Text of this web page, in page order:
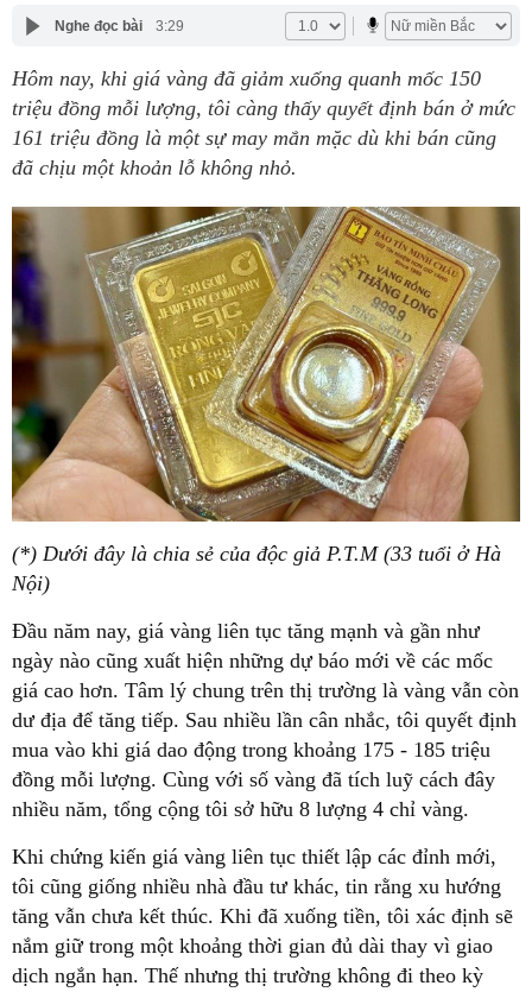
Nghe đọc bài 3:29
Hôm nay, khi giá vàng đã giảm xuống quanh mốc 150
triệu đồng mỗi lượng, tôi càng thấy quyết định bán ở mức
161 triệu đồng là một sự may mắn mặc dù khi bán cũng
đã chịu một khoản lỗ không nhỏ.
(*) Dưới đây là chia sẻ của độc giả P.T.M (33 tuổi ở Hà
Nội)
Đầu năm nay, giá vàng liên tục tăng mạnh và gần như
ngày nào cũng xuất hiện những dự báo mới về các mốc
giá cao hơn. Tâm lý chung trên thị trường là vàng vẫn còn
dư địa để tăng tiếp. Sau nhiều lần cân nhắc, tôi quyết định
mua vào khi giá dao động trong khoảng 175 - 185 triệu
đồng mỗi lượng. Cùng với số vàng đã tích luỹ cách đây
nhiều năm, tổng cộng tôi sở hữu 8 lượng 4 chỉ vàng.
Khi chứng kiến giá vàng liên tục thiết lập các đỉnh mới,
tôi cũng giống nhiều nhà đầu tư khác, tin rằng xu hướng
tăng vẫn chưa kết thúc. Khi đã xuống tiền, tôi xác định sẽ
nắm giữ trong một khoảng thời gian đủ dài thay vì giao
dịch ngắn hạn. Thế nhưng thị trường không đi theo kỳ